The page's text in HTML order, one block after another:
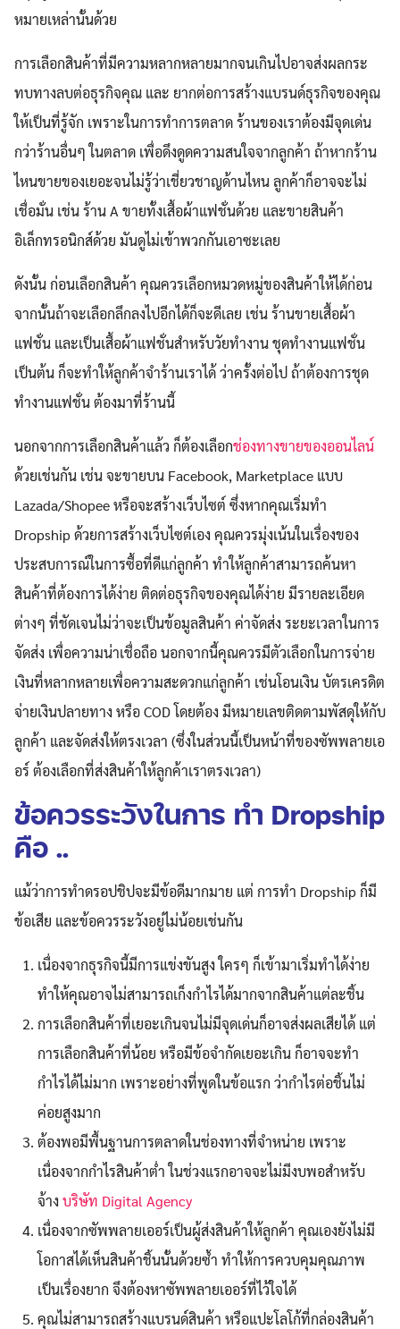
Search
for:
Search
หมายเหล่านั้นด้วย
การเลือกสินค้าที่มีความหลากหลายมากจนเกินไปอาจส่งผลกระ
ทบทางลบต่อธุรกิจคุณ และ ยากต่อการสร้างแบรนด์ธุรกิจของคุณ
ให้เป็นที่รู้จัก เพราะในการทำการตลาด ร้านของเราต้องมีจุดเด่น
กว่าร้านอื่นๆ ในตลาด เพื่อดึงดูดความสนใจจากลูกค้า ถ้าหากร้าน
ไหนขายของเยอะจนไม่รู้ว่าเชี่ยวชาญด้านไหน ลูกค้าก็อาจจะไม่
เชื่อมั่น เช่น ร้าน A ขายทั้งเสื้อผ้าแฟชั่นด้วย และขายสินค้า
อิเล็กทรอนิกส์ด้วย มันดูไม่เข้าพวกกันเอาซะเลย
ดังนั้น ก่อนเลือกสินค้า คุณควรเลือกหมวดหมู่ของสินค้าให้ได้ก่อน
จากนั้นถ้าจะเลือกลึกลงไปอีกได้ก็จะดีเลย เช่น ร้านขายเสื้อผ้า
แฟชั่น และเป็นเสื้อผ้าแฟชั่นสำหรับวัยทำงาน ชุดทำงานแฟชั่น
เป็นต้น ก็จะทำให้ลูกค้าจำร้านเราได้ ว่าครั้งต่อไป ถ้าต้องการชุด
ทำงานแฟชั่น ต้องมาที่ร้านนี้
นอกจากการเลือกสินค้าแล้ว ก็ต้องเลือกช่องทางขายของออนไลน์
ด้วยเช่นกัน เช่น จะขายบน Facebook, Marketplace แบบ
Lazada/Shopee หรือจะสร้างเว็บไซต์ ซึ่งหากคุณเริ่มทำ
Dropship ด้วยการสร้างเว็บไซต์เอง คุณควรมุ่งเน้นในเรื่องของ
ประสบการณ์ในการซื้อที่ดีแก่ลูกค้า ทำให้ลูกค้าสามารถค้นหา
สินค้าที่ต้องการได้ง่าย ติดต่อธุรกิจของคุณได้ง่าย มีรายละเอียด
ต่างๆ ที่ชัดเจนไม่ว่าจะเป็นข้อมูลสินค้า ค่าจัดส่ง ระยะเวลาในการ
จัดส่ง เพื่อความน่าเชื่อถือ นอกจากนี้คุณควรมีตัวเลือกในการจ่าย
เงินที่หลากหลายเพื่อความสะดวกแก่ลูกค้า เช่นโอนเงิน บัตรเครดิต
จ่ายเงินปลายทาง หรือ COD โดยต้อง มีหมายเลขติดตามพัสดุให้กับ
ลูกค้า และจัดส่งให้ตรงเวลา (ซึ่งในส่วนนี้เป็นหน้าที่ของซัพพลายเอ
อร์ ต้องเลือกที่ส่งสินค้าให้ลูกค้าเราตรงเวลา)
ข้อควรระวังในการ ทำ Dropship
คือ ..
แม้ว่าการทำดรอปชิปจะมีข้อดีมากมาย แต่ การทำ Dropship ก็มี
ข้อเสีย และข้อควรระวังอยู่ไม่น้อยเช่นกัน
เนื่องจากธุรกิจนี้มีการแข่งขันสูง ใครๆ ก็เข้ามาเริ่มทำได้ง่าย
ทำให้คุณอาจไม่สามารถเก็งกำไรได้มากจากสินค้าแต่ละชิ้น
การเลือกสินค้าที่เยอะเกินจนไม่มีจุดเด่นก็อาจส่งผลเสียได้ แต่
การเลือกสินค้าที่น้อย หรือมีข้อจำกัดเยอะเกิน ก็อาจจะทำ
กำไรได้ไม่มาก เพราะอย่างที่พูดในข้อแรก ว่ากำไรต่อชิ้นไม่
ค่อยสูงมาก
ต้องพอมีพื้นฐานการตลาดในช่องทางที่จำหน่าย เพราะ
เนื่องจากกำไรสินค้าต่ำ ในช่วงแรกอาจจะไม่มีงบพอสำหรับ
จ้าง บริษัท Digital Agency
เนื่องจากซัพพลายเออร์เป็นผู้ส่งสินค้าให้ลูกค้า คุณเองยังไม่มี
โอกาสได้เห็นสินค้าชิ้นนั้นด้วยซ้ำ ทำให้การควบคุมคุณภาพ
เป็นเรื่องยาก จึงต้องหาซัพพลายเออร์ที่ไว้ใจได้
คุณไม่สามารถสร้างแบรนด์สินค้า หรือแปะโลโก้ที่กล่องสินค้า